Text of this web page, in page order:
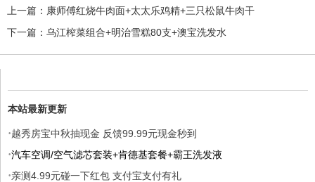
上一篇： 康师傅红烧牛肉面+太太乐鸡精+三只松鼠牛肉干
下一篇： 乌江榨菜组合+明治雪糕80支+澳宝洗发水
本站最新更新
·越秀房宝中秋抽现金 反馈99.99元现金秒到
·汽车空调/空气滤芯套装+肯德基套餐+霸王洗发液
·亲测4.99元碰一下红包 支付宝支付有礼